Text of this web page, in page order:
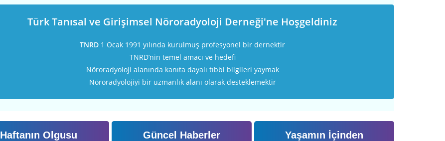
Türk Tanısal ve Girişimsel Nöroradyoloji Derneği'ne Hoşgeldiniz
TNRD 1 Ocak 1991 yılında kurulmuş profesyonel bir dernektir
TNRD’nin temel amacı ve hedefi
Nöroradyoloji alanında kanıta dayalı tıbbi bilgileri yaymak
Nöroradyolojiyi bir uzmanlık alanı olarak desteklemektir
Haftanın Olgusu Güncel Haberler Yaşamın İçinden